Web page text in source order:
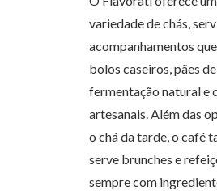
variedade de chás,
acompanhamentos
bolos caseiros, pães de
fermentação natural e
artesanais. Além das
o chá da tarde, o café
serve brunches e
sempre com